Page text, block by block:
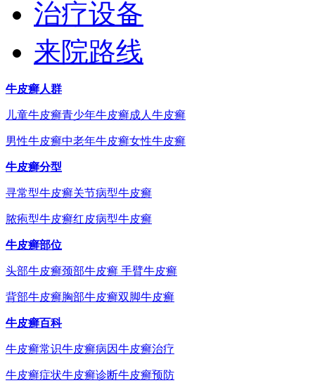
治疗设备
来院路线
牛皮癣人群
儿童牛皮癣青少年牛皮癣成人牛皮癣
男性牛皮癣中老年牛皮癣女性牛皮癣
牛皮癣分型
寻常型牛皮癣关节病型牛皮癣
脓疱型牛皮癣红皮病型牛皮癣
牛皮癣部位
头部牛皮癣颈部牛皮癣 手臂牛皮癣
背部牛皮癣胸部牛皮癣双脚牛皮癣
牛皮癣百科
牛皮癣常识牛皮癣病因牛皮癣治疗
牛皮癣症状牛皮癣诊断牛皮癣预防